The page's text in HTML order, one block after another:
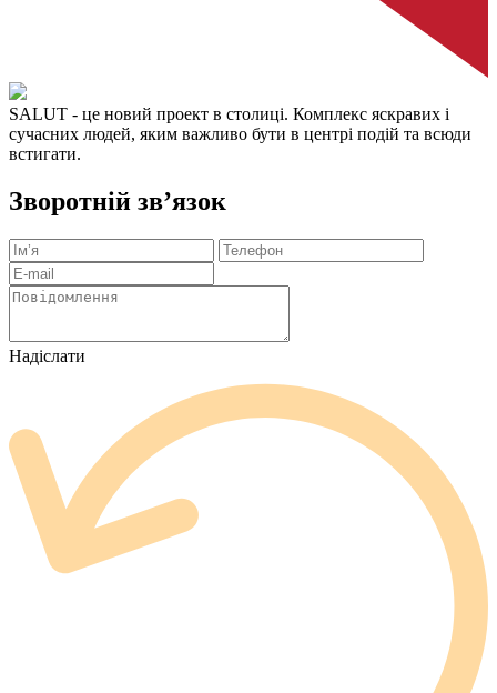
SALUT - це новий проект в столиці. Комплекс яскравих і
сучасних людей, яким важливо бути в центрі подій та всюди
встигати.
Зворотній зв’язок
Надіслати